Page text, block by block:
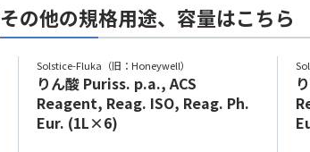
その他の規格用途、容量はこちら
Solstice-Fluka（旧：Honeywell）
りん酸 Puriss. p.a., ACS
Reagent, Reag. ISO, Reag. Ph.
Eur. (1L×6)